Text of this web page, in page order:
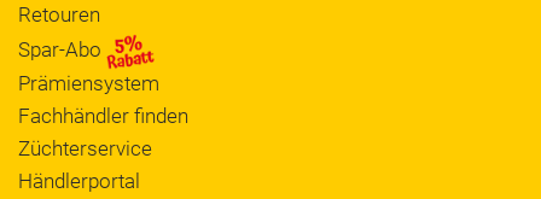
Retouren
Spar-Abo
Prämiensystem
Fachhändler finden
Züchterservice
Händlerportal